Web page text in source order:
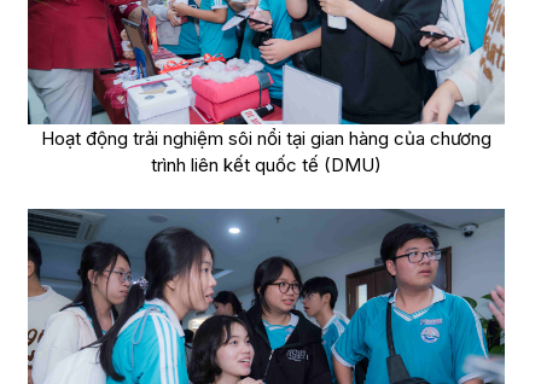
Hoạt động trải nghiệm sôi nổi tại gian hàng của chương
trình liên kết quốc tế (DMU)